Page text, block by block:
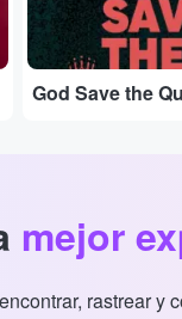
God Save the
mejor
rastrear y